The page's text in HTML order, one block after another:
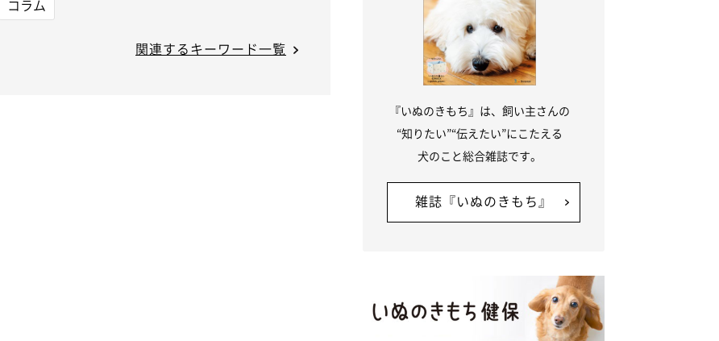
コラム
関連するキーワード一覧
『いぬのきもち』は、飼い主さんの
“知りたい”“伝えたい”にこたえる
犬のこと総合雑誌です。
雑誌『いぬのきもち』